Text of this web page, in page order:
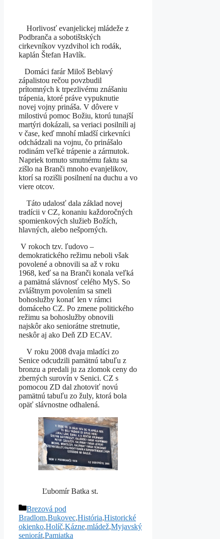
Horlivosť evanjelickej mládeže z
Podbranča a sobotištských
cirkevníkov vyzdvihol ich rodák,
kaplán Štefan Havlík.
Domáci farár Miloš Beblavý
zápalistou rečou povzbudil
prítomných k trpezlivému znášaniu
trápenia, ktoré práve vypuknutie
novej vojny prináša. V dôvere v
milostivú pomoc Božiu, ktorú tunajší
martýri dokázali, sa veriaci posilnili aj
v čase, keď mnohí mladší cirkevníci
odchádzali na vojnu, čo prinášalo
rodinám veľké trápenie a zármutok.
Napriek tomuto smutnému faktu sa
zišlo na Branči mnoho evanjelikov,
ktorí sa rozišli posilnení na duchu a vo
viere otcov.
Táto udalosť dala základ novej
tradícii v CZ, konaniu každoročných
spomienkových služieb Božích,
hlavných, alebo nešporných.
V rokoch tzv. ľudovo –
demokratického režimu neboli však
povolené a obnovili sa až v roku
1968, keď sa na Branči konala veľká
a pamätná slávnosť celého MyS. So
zvláštnym povolením sa smeli
bohoslužby konať len v rámci
domáceho CZ. Po zmene politického
režimu sa bohoslužby obnovili
najskôr ako seniorátne stretnutie,
neskôr aj ako Deň ZD ECAV.
V roku 2008 dvaja mladíci zo
Senice odcudzili pamätnú tabuľu z
bronzu a predali ju za zlomok ceny do
zberných surovín v Senici. CZ s
pomocou ZD dal zhotoviť novú
pamätnú tabuľu zo žuly, ktorá bola
opäť slávnostne odhalená.
Ľubomír Batka st.
Kategórie
Brezová pod
Bradlom,Bukovec,História,Historické
okienko,Holíč,Kázne,mládež,Myjavský
seniorát,Pamiatka